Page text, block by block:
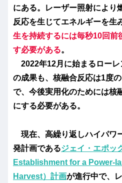
にある。レーザー照射により
反応を生じてエネルギーを生
生を持続するには毎秒10回前
す必要がある。
2022年12月に始まるローレ
の成果も、核融合反応は1度
で、今後実用化のためには核
にする必要がある。
現在、高繰り返しハイパワ
発計画であるジェイ・エポッ
Establishment for a Power-
Harvest）計画が進行中で、